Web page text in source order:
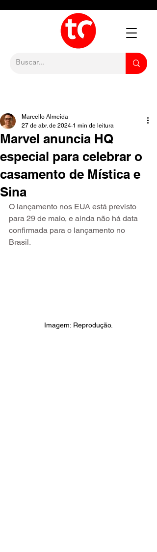
Marvel anuncia HQ
especial para celebrar o
casamento de Mística e
Sina
Marcello Almeida
27 de abr. de 2024 1 min de leitura
O lançamento nos EUA está previsto
para 29 de maio, e ainda não há data
confirmada para o lançamento no
Brasil.
Imagem: Reprodução.